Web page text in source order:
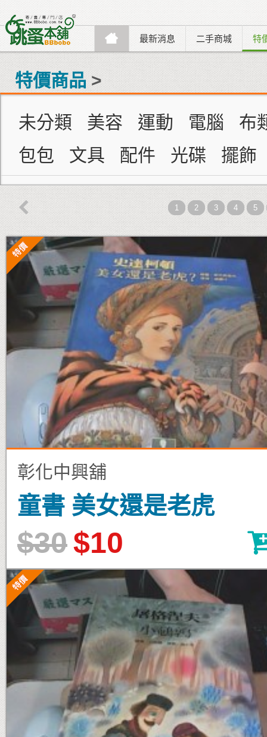
最新消息 二手商城 特
特價商品 >
未分類 美容 運動 電腦
布
包包
文具 配件 光碟 擺飾
 1 2 3 4 5
彰化中興舖
童書 美女還是老虎
$30$10